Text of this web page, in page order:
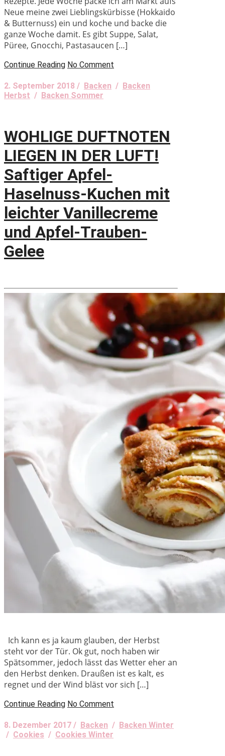
Neue meine zwei Lieblingskürbisse (Hokkaido
& Butternuss) ein und koche und backe die
ganze Woche damit. Es gibt Suppe, Salat,
Püree, Gnocchi, Pastasaucen […]
Continue Reading No Comment
2. September 2018 / Backen / Backen
Herbst / Backen Sommer
WOHLIGE DUFTNOTEN
LIEGEN IN DER LUFT!
Saftiger Apfel-
Haselnuss-Kuchen mit
leichter Vanillecreme
und Apfel-Trauben-
Gelee
Ich kann es ja kaum glauben, der Herbst
steht vor der Tür. Ok gut, noch haben wir
Spätsommer, jedoch lässt das Wetter eher an
den Herbst denken. Draußen ist es kalt, es
regnet und der Wind bläst vor sich […]
Continue Reading No Comment
8. Dezember 2017 / Backen / Backen Winter
/ Cookies / Cookies Winter